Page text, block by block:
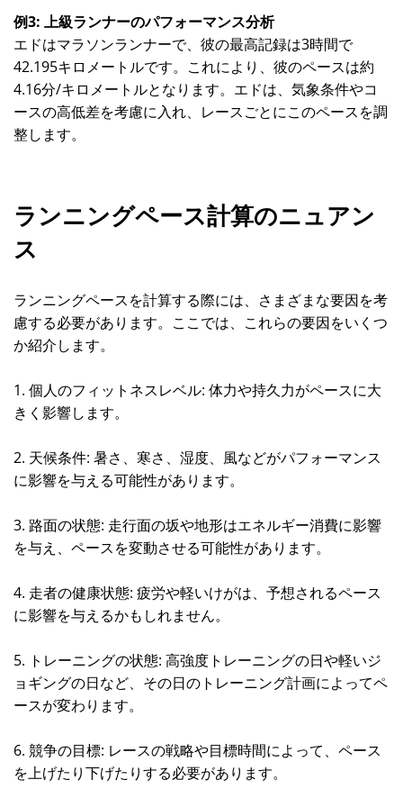
例3: 上級ランナーのパフォーマンス分析
エドはマラソンランナーで、彼の最高記録は3時間で
42.195キロメートルです。これにより、彼のペースは約
4.16分/キロメートルとなります。エドは、気象条件やコ
ースの高低差を考慮に入れ、レースごとにこのペースを調
整します。
ランニングペース計算のニュアン
ス
ランニングペースを計算する際には、さまざまな要因を考
慮する必要があります。ここでは、これらの要因をいくつ
か紹介します。
1. 個人のフィットネスレベル: 体力や持久力がペースに大
きく影響します。
2. 天候条件: 暑さ、寒さ、湿度、風などがパフォーマンス
に影響を与える可能性があります。
3. 路面の状態: 走行面の坂や地形はエネルギー消費に影響
を与え、ペースを変動させる可能性があります。
4. 走者の健康状態: 疲労や軽いけがは、予想されるペース
に影響を与えるかもしれません。
5. トレーニングの状態: 高強度トレーニングの日や軽いジ
ョギングの日など、その日のトレーニング計画によってペ
ースが変わります。
6. 競争の目標: レースの戦略や目標時間によって、ペース
を上げたり下げたりする必要があります。